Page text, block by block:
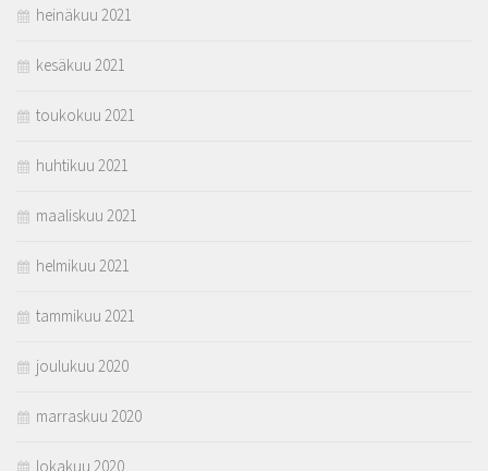
heinäkuu 2021
kesäkuu 2021
toukokuu 2021
huhtikuu 2021
maaliskuu 2021
helmikuu 2021
tammikuu 2021
joulukuu 2020
marraskuu 2020
lokakuu 2020